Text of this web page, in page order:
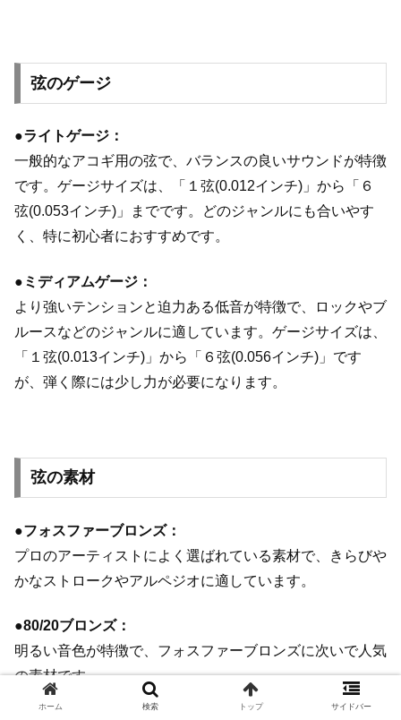
弦のゲージ
●ライトゲージ：
一般的なアコギ用の弦で、バランスの良いサウンドが特徴
です。ゲージサイズは、「１弦(0.012インチ)」から「６
弦(0.053インチ)」までです。どのジャンルにも合いやす
く、特に初心者におすすめです。
●ミディアムゲージ：
より強いテンションと迫力ある低音が特徴で、ロックやブ
ルースなどのジャンルに適しています。ゲージサイズは、
「１弦(0.013インチ)」から「６弦(0.056インチ)」です
が、弾く際には少し力が必要になります。
弦の素材
●フォスファーブロンズ：
プロのアーティストによく選ばれている素材で、きらびや
かなストロークやアルペジオに適しています。
●80/20ブロンズ：
明るい音色が特徴で、フォスファーブロンズに次いで人気
の素材です。
ホーム 検索 トップ サイドバー